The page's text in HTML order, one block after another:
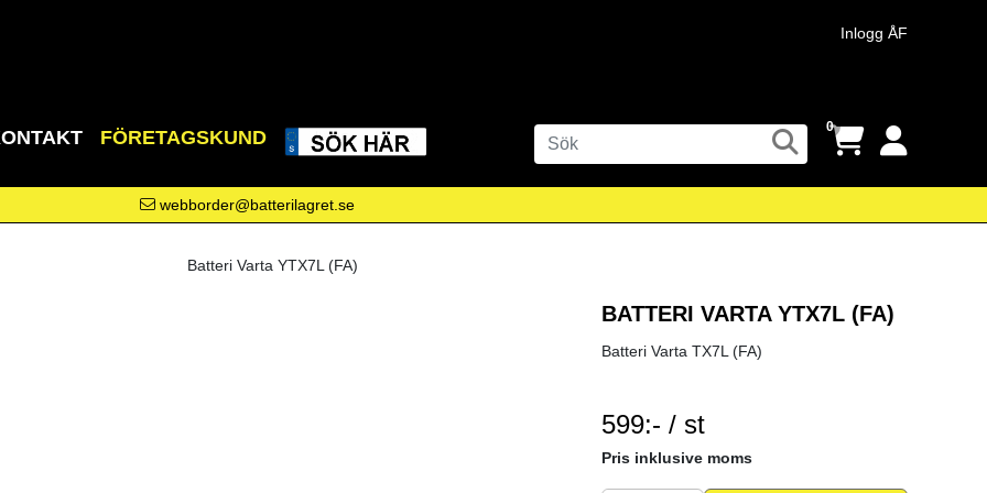
Inlogg ÅF
FÖRETAGSKUND
0
webborder@batterilagret.se
BATTERI VARTA YTX7L (FA)
Batteri Varta TX7L (FA)
599:- / st
SEK per ST
Pris inklusive moms